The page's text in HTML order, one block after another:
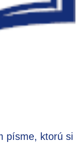
písme, ktorú si